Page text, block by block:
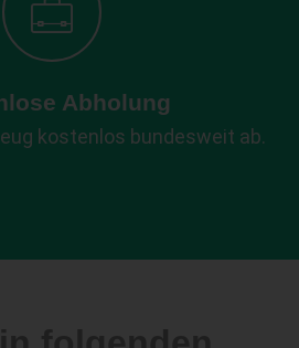
Abholung
kostenlos bundesweit ab.